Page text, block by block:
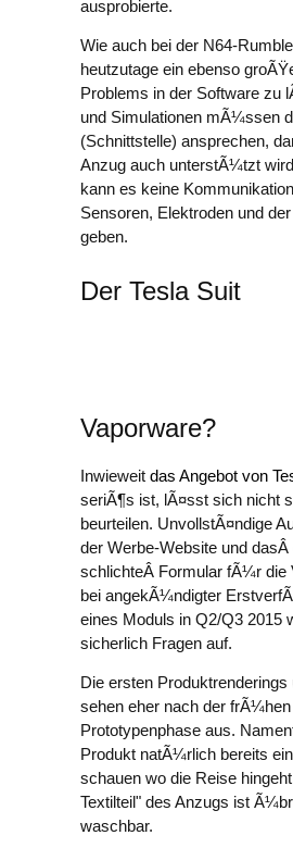
ausprobierte.
Wie auch bei der N64-
heutzutage ein ebenso
Problems in der Software zu
und Simulationen mÃ¼ssen
(Schnittstelle) ansprechen,
Anzug auch unterstÃ¼tzt
kann es keine
Sensoren, Elektroden und
geben.
Der Tesla Suit
Vaporware?
Inwieweit das Angebot von
seriÃ¶s ist, lÃ¤sst sich nicht
beurteilen. UnvollstÃ¤ndige
der Werbe-Website und dasÂ
schlichteÂ Formular fÃ¼r die
bei angekÃ¼ndigter
eines Moduls in Q2/Q3 2015
sicherlich Fragen auf.
Die ersten Produktrenderings
sehen eher nach der frÃ¼hen
Prototypenphase aus.
Produkt natÃ¼rlich bereits
schauen wo die Reise
Textilteil" des Anzugs ist
waschbar.